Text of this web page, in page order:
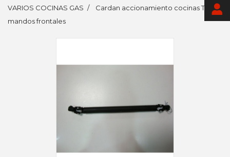
VARIOS COCINAS GAS
Cardan accionamiento cocinas Teka
mandos frontales